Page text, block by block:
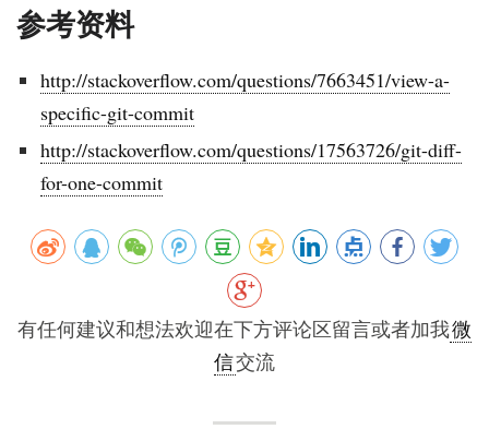
参考资料
http://stackoverflow.com/questions/7663451/view-a-
specific-git-commit
http://stackoverflow.com/questions/17563726/git-diff-
for-one-commit
有任何建议和想法欢迎在下方评论区留言或者加我微
信交流